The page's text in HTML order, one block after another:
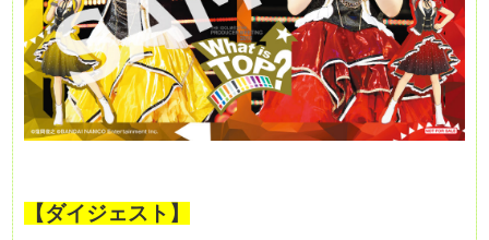
【ダイジェスト】